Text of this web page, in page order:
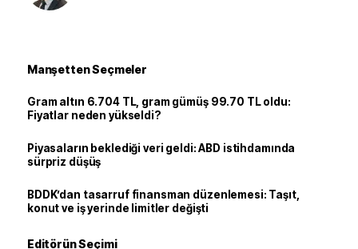
Manşetten Seçmeler
Gram altın 6.704 TL, gram gümüş 99.70 TL oldu:
Fiyatlar neden yükseldi?
Piyasaların beklediği veri geldi: ABD istihdamında
sürpriz düşüş
BDDK’dan tasarruf finansman düzenlemesi: Taşıt,
konut ve iş yerinde limitler değişti
Editörün Seçimi